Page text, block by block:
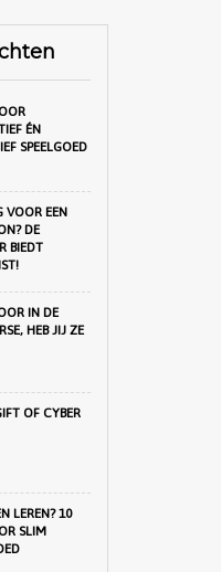
ÉN
SPEELGOED
VOOR EEN
DE
BIEDT
IN DE
HEB JIJ ZE
OF CYBER
LEREN? 10
SLIM